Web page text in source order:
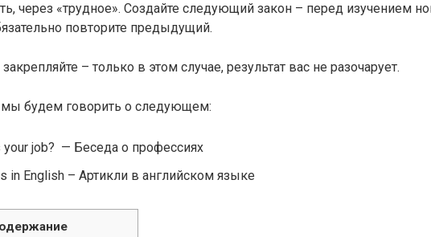
через «трудное». Создайте следующий закон – перед изучением
повторите предыдущий.
– только в этом случае, результат вас не разочарует.
мы будем говорить о следующем:
your job? — Беседа о профессиях
in Eng­lish – Артикли в английском языке